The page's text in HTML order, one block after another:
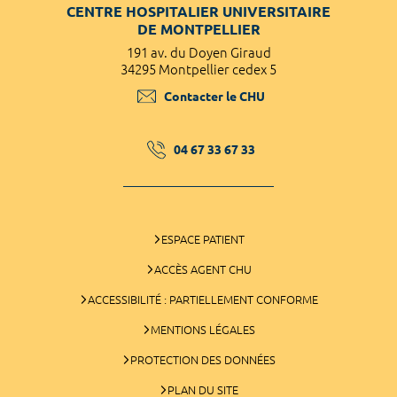
CENTRE HOSPITALIER UNIVERSITAIRE
DE MONTPELLIER
191 av. du Doyen Giraud
34295 Montpellier cedex 5
Contacter le CHU
04 67 33 67 33
ESPACE PATIENT
ACCÈS AGENT CHU
ACCESSIBILITÉ : PARTIELLEMENT CONFORME
MENTIONS LÉGALES
PROTECTION DES DONNÉES
PLAN DU SITE